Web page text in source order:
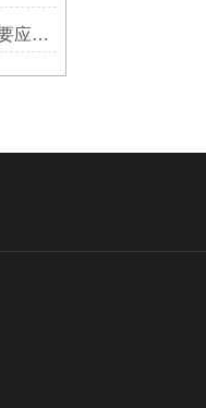
以下是微波雷达物位计的主要应用领域及具体场景分析